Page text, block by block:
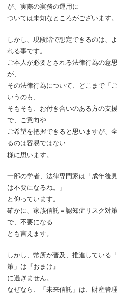
が、実際の実務の運用に
ついては未知なところがございます。
しかし、現段階で想定できるのは、
れる事です。
ご本人が必要とされる法律行為の意
が、
その法律行為について、どこまで「
いうのも、
そもそも、お付き合いのある方の支
で、ご意向や
ご希望を把握できると思いますが、
るのは容易ではない
様に思います。
一部の学者、法律専門家は「成年後
は不要になるね。」
と仰っています。
確かに、家族信託＝認知症リスク対
で、不要になる
とも言えます。
しかし、幣所が普及、推進している
策」は『おまけ』
に過ぎません。
なぜなら、「未来信託」は、財産管